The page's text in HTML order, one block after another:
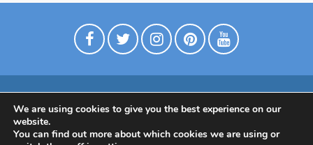
Digimarkkinointia matkailuyrityksille
Tietoa meistä
Ota yhtettä
Tietosuojaseloste
We are using cookies to give you the best experience on our
website.
You can find out more about which cookies we are using or